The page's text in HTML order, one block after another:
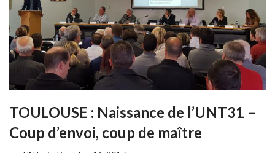
TOULOUSE : Naissance de l’UNT31 –
Coup d’envoi, coup de maître